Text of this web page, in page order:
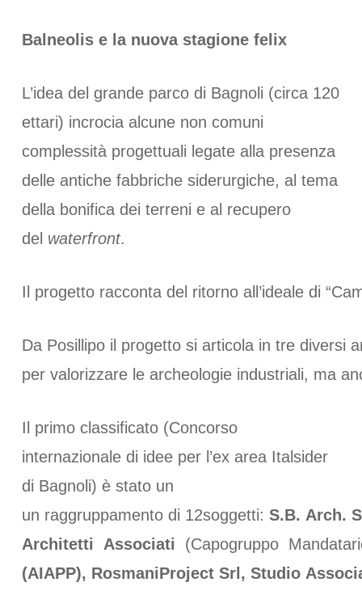
Balneolis e la nuova stagione felix
L’idea del grande parco di Bagnoli (circa 120
ettari) incrocia alcune non comuni
complessità progettuali legate alla presenza
delle antiche fabbriche siderurgiche, al tema
della bonifica dei terreni e al recupero
del waterfront.
Il progetto racconta del ritorno all’ideale di
Da Posillipo il progetto si articola in tre diversi
per valorizzare le archeologie industriali, ma
Il primo classificato (Concorso
internazionale di idee per l’ex area Italsider
di Bagnoli) è stato un
un raggruppamento di 12soggetti: S.B. Arch.
Architetti Associati (Capogruppo
(AIAPP), RosmaniProject Srl, Studio